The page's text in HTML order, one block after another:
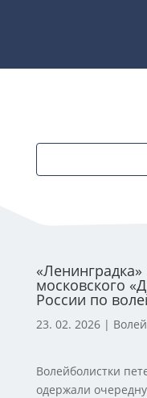
московского
России по
23. 02. 2026|
Волейболистки
одержали